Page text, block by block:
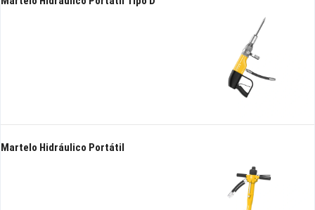
Martelo Hidráulico Portátil